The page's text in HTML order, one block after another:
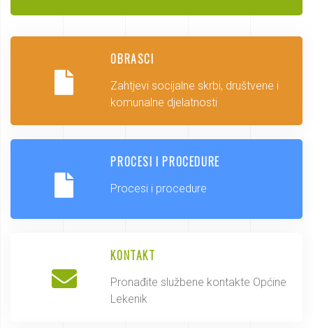
OBRASCI
Zahtjevi socijalne skrbi, društvene i
komunalne djelatnosti
PROCESI I PROCEDURE
Procesi i procedure
KONTAKT
Pronađite službene kontakte Općine
Lekenik